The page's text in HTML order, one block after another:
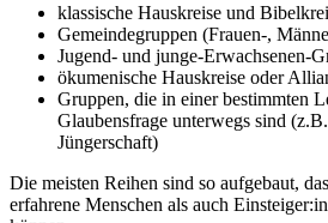
klassische Hauskreise und
Gemeindegruppen (Frauen-,
Jugend- und junge-Erwachsenen-
ökumenische Hauskreise oder
Gruppen, die in einer bestimmten
Glaubensfrage unterwegs sind
Jüngerschaft)
Die meisten Reihen sind so aufgebaut,
erfahrene Menschen als auch